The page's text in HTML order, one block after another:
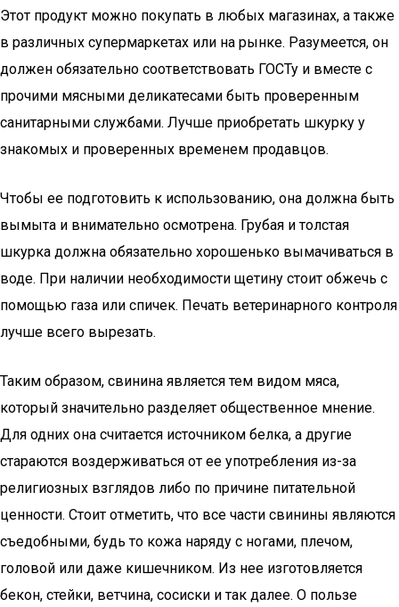
Этот продукт можно покупать в любых магазинах, а также
в различных супермаркетах или на рынке. Разумеется, он
должен обязательно соответствовать ГОСТу и вместе с
прочими мясными деликатесами быть проверенным
санитарными службами. Лучше приобретать шкурку у
знакомых и проверенных временем продавцов.
Чтобы ее подготовить к использованию, она должна быть
вымыта и внимательно осмотрена. Грубая и толстая
шкурка должна обязательно хорошенько вымачиваться в
воде. При наличии необходимости щетину стоит обжечь с
помощью газа или спичек. Печать ветеринарного контроля
лучше всего вырезать.
Таким образом, свинина является тем видом мяса,
который значительно разделяет общественное мнение.
Для одних она считается источником белка, а другие
стараются воздерживаться от ее употребления из-за
религиозных взглядов либо по причине питательной
ценности. Стоит отметить, что все части свинины являются
съедобными, будь то кожа наряду с ногами, плечом,
головой или даже кишечником. Из нее изготовляется
бекон, стейки, ветчина, сосиски и так далее. О пользе